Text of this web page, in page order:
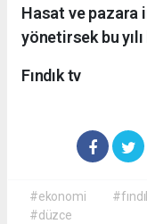
Hasat ve pazara
yönetirsek bu
Fındık tv
#ekonomi
#düzce